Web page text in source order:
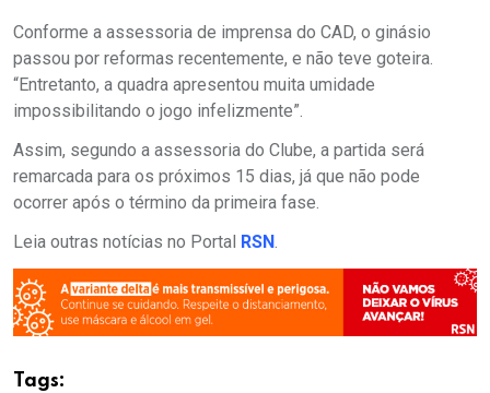
Conforme a assessoria de imprensa do CAD, o ginásio
passou por reformas recentemente, e não teve goteira.
“Entretanto, a quadra apresentou muita umidade
impossibilitando o jogo infelizmente”.
Assim, segundo a assessoria do Clube, a partida será
remarcada para os próximos 15 dias, já que não pode
ocorrer após o término da primeira fase.
Leia outras notícias no Portal RSN.
Tags: